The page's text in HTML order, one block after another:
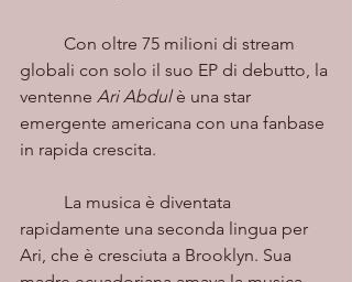
globali con solo il suo EP di debutto, la
ventenne Ari Abdul è una star
emergente americana con una fanbase
in rapida crescita.
rapidamente una seconda lingua per
Ari, che è cresciuta a Brooklyn. Sua